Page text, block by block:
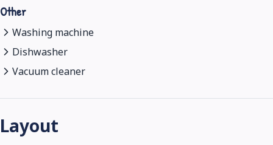
Other
Washing machine
Dishwasher
Vacuum cleaner
Layout